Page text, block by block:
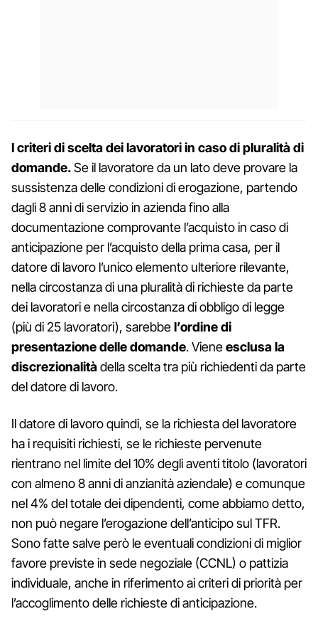
I criteri di scelta dei lavoratori in caso di pluralità di
domande.Se il lavoratore da un lato deve provare la
sussistenza delle condizioni di erogazione, partendo
dagli 8 anni di servizio in azienda fino alla
documentazione comprovante l’acquisto in caso di
anticipazione per l’acquisto della prima casa, per il
datore di lavoro l’unico elemento ulteriore rilevante,
nella circostanza di una pluralità di richieste da parte
dei lavoratori e nella circostanza di obbligo di legge
(più di 25 lavoratori), sarebbel’ordine di
presentazione delle domande. Vieneesclusa la
discrezionalitàdella scelta tra più richiedenti da parte
del datore di lavoro.
Il datore di lavoro quindi, se la richiesta del lavoratore
ha i requisiti richiesti, se le richieste pervenute
rientrano nel limite del 10% degli aventi titolo (lavoratori
con almeno 8 anni di anzianità aziendale) e comunque
nel 4% del totale dei dipendenti, come abbiamo detto,
non può negare l’erogazione dell’anticipo sul TFR.
Sono fatte salve però le eventuali condizioni di miglior
favore previste in sede negoziale (CCNL) o pattizia
individuale, anche in riferimento ai criteri di priorità per
l’accoglimento delle richieste di anticipazione.